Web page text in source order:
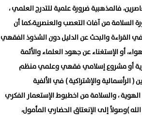
فالمذهبية ضرورة علمية للتدرج العلمي ،
السلامة من آفات التعصب والعنصرية،كما أن
القراءة والبحث عن الدليل دون الشذوذ الفقهي
أو الإستغناء عن جهود العلماء والأئمة
نظرية أو مشروع إسلامي فقهي وعلمي منظم
الرأسمالية والإشتراكية ) في الألفية
الهوية ، والسلامة من اخطبوط الإستعمار الفكري
)وصولاً إلى الإنعتاق الحضاري المأمول،